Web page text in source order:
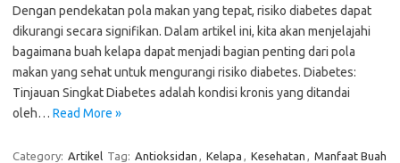
Dengan pendekatan pola makan yang tepat, risiko diabetes dapat
dikurangi secara signifikan. Dalam artikel ini, kita akan menjelajahi
bagaimana buah kelapa dapat menjadi bagian penting dari pola
makan yang sehat untuk mengurangi risiko diabetes. Diabetes:
Tinjauan Singkat Diabetes adalah kondisi kronis yang ditandai
oleh… Read More »
Category: Artikel Tag: Antioksidan , Kelapa , Kesehatan , Manfaat Buah